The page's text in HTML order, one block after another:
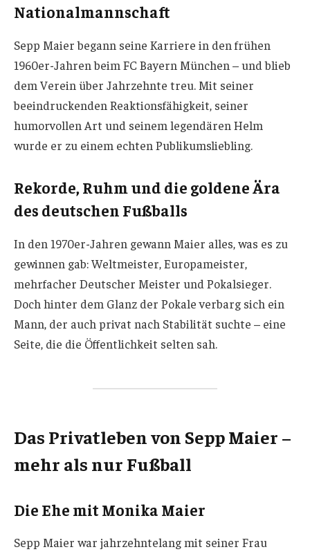
Nationalmannschaft
Sepp Maier begann seine Karriere in den frühen
1960er-Jahren beim FC Bayern München – und blieb
dem Verein über Jahrzehnte treu. Mit seiner
beeindruckenden Reaktionsfähigkeit, seiner
humorvollen Art und seinem legendären Helm
wurde er zu einem echten Publikumsliebling.
Rekorde, Ruhm und die goldene Ära
des deutschen Fußballs
In den 1970er-Jahren gewann Maier alles, was es zu
gewinnen gab: Weltmeister, Europameister,
mehrfacher Deutscher Meister und Pokalsieger.
Doch hinter dem Glanz der Pokale verbarg sich ein
Mann, der auch privat nach Stabilität suchte – eine
Seite, die die Öffentlichkeit selten sah.
Das Privatleben von Sepp Maier –
mehr als nur Fußball
Die Ehe mit Monika Maier
Sepp Maier war jahrzehntelang mit seiner Frau